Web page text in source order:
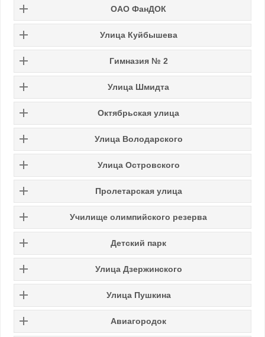
ОАО ФанДОК
Улица Куйбышева
Гимназия № 2
Улица Шмидта
Октябрьская улица
Улица Володарского
Улица Островского
Пролетарская улица
Училище олимпийского резерва
Детский парк
Улица Дзержинского
Улица Пушкина
Авиагородок